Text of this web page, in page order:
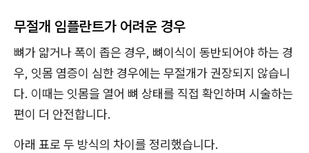
무절개 임플란트가 어려운 경우
뼈가 얇거나 폭이 좁은 경우, 뼈이식이 동반되어야 하는 경
우, 잇몸 염증이 심한 경우에는 무절개가 권장되지 않습니
다. 이때는 잇몸을 열어 뼈 상태를 직접 확인하며 시술하는
편이 더 안전합니다.
아래 표로 두 방식의 차이를 정리했습니다.